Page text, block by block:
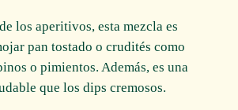
los aperitivos, esta mezcla es
pan tostado o crudités como
o pimientos. Además, es una
que los dips cremosos.